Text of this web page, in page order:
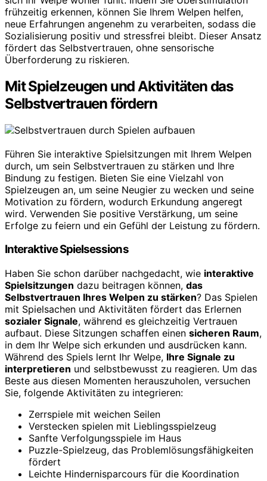
frühzeitig erkennen, können Sie Ihrem Welpen helfen,
neue Erfahrungen angenehm zu verarbeiten, sodass die
Sozialisierung positiv und stressfrei bleibt. Dieser Ansatz
fördert das Selbstvertrauen, ohne sensorische
Überforderung zu riskieren.
Mit Spielzeugen und Aktivitäten das
Selbstvertrauen fördern
Führen Sie interaktive Spielsitzungen mit Ihrem Welpen
durch, um sein Selbstvertrauen zu stärken und Ihre
Bindung zu festigen. Bieten Sie eine Vielzahl von
Spielzeugen an, um seine Neugier zu wecken und seine
Motivation zu fördern, wodurch Erkundung angeregt
wird. Verwenden Sie positive Verstärkung, um seine
Erfolge zu feiern und ein Gefühl der Leistung zu fördern.
Interaktive Spielsessions
Haben Sie schon darüber nachgedacht, wie interaktive
Spielsitzungen dazu beitragen können, das
Selbstvertrauen Ihres Welpen zu stärken? Das Spielen
mit Spielsachen und Aktivitäten fördert das Erlernen
sozialer Signale, während es gleichzeitig Vertrauen
aufbaut. Diese Sitzungen schaffen einen sicheren Raum,
in dem Ihr Welpe sich erkunden und ausdrücken kann.
Während des Spiels lernt Ihr Welpe, Ihre Signale zu
interpretieren und selbstbewusst zu reagieren. Um das
Beste aus diesen Momenten herauszuholen, versuchen
Sie, folgende Aktivitäten zu integrieren:
Zerrspiele mit weichen Seilen
Verstecken spielen mit Lieblingsspielzeug
Sanfte Verfolgungsspiele im Haus
Puzzle-Spielzeug, das Problemlösungsfähigkeiten
fördert
Leichte Hindernisparcours für die Koordination